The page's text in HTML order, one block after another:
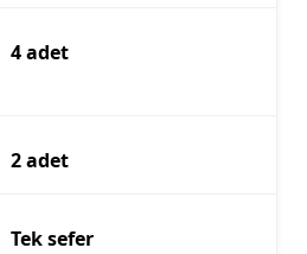
4 adet
2 adet
Tek sefer